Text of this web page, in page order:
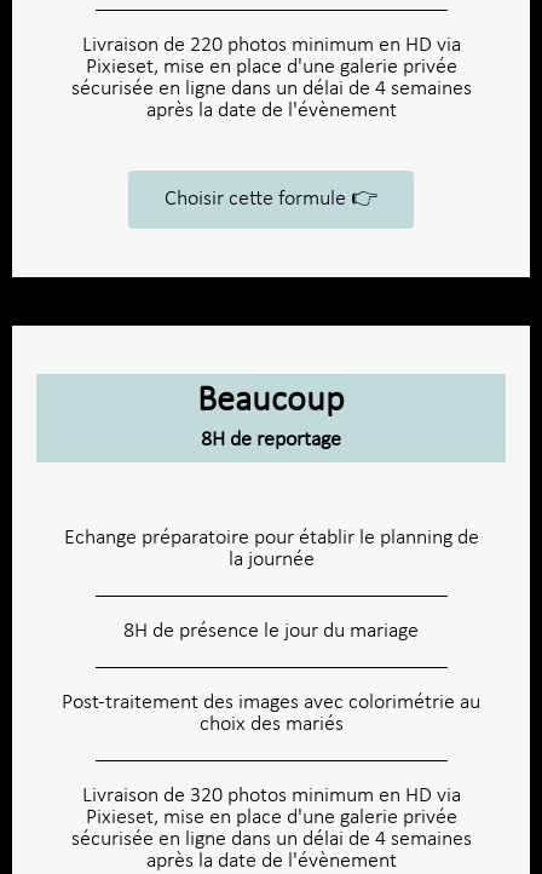
Livraison de 220 photos minimum en HD via
Pixieset, mise en place d'une galerie privée
sécurisée en ligne dans un délai de 4 semaines
après la date de l'évènement
Choisir cette formule 👉​
Beaucoup
8H de reportage
Echange préparatoire pour établir le planning de
la journée
8H de présence le jour du mariage
Post-traitement des images avec colorimétrie au
choix des mariés
Livraison de 320 photos minimum en HD via
Pixieset, mise en place d'une galerie privée
sécurisée en ligne dans un délai de 4 semaines
après la date de l'évènement